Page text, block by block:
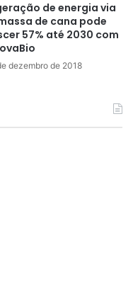
de energia via
de cana pode
57% até 2030 com
dezembro de 2018